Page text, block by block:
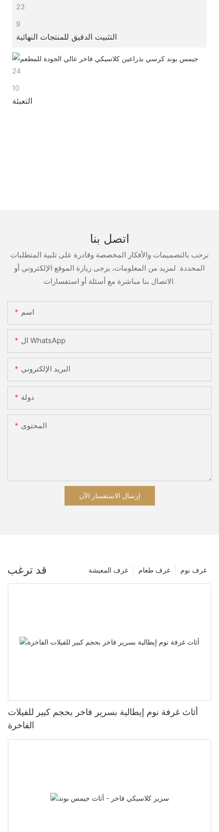
9
التثبيت الدقيق للمنتجات النهائية
10
التعبئة
اتصل بنا
نرحب بالتصميمات والأفكار المخصصة وقادرة على تلبية المتطلبات
المحددة. لمزيد من المعلومات، يرجى زيارة الموقع الإلكتروني أو
اسم
ال WhatsApp
البريد الإلكتروني
دولة
المحتوى
إرسال الاستفسار الآن
قد ترغب غرف نوم غرف طعام غرف المعيشة
أثاث غرفة نوم إيطالية بسرير فاخر بحجم كبير للفيلات
الفاخرة